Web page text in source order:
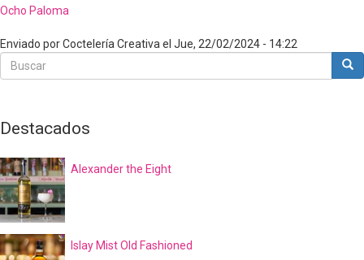
Ocho Paloma
Enviado porCoctelería Creativael Jue, 22/02/2024 - 14:22
Buscar
Buscar
Destacados
Alexander the Eight
Islay Mist Old Fashioned